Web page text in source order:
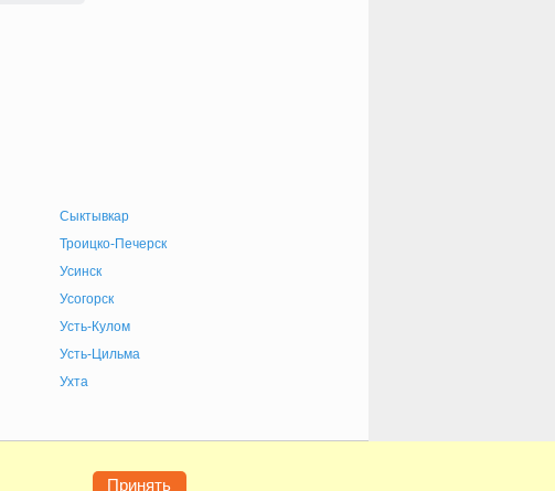
Сыктывкар
Троицко-Печерск
Усинск
Усогорск
Усть-Кулом
Усть-Цильма
Ухта
Принять